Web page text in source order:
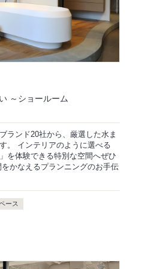
～ショールーム
ランド20社から、厳選した水ま
。 インテリアのように選べる
を体験できる特別な空間へぜひ
かなえるプランニングのお手伝
ース